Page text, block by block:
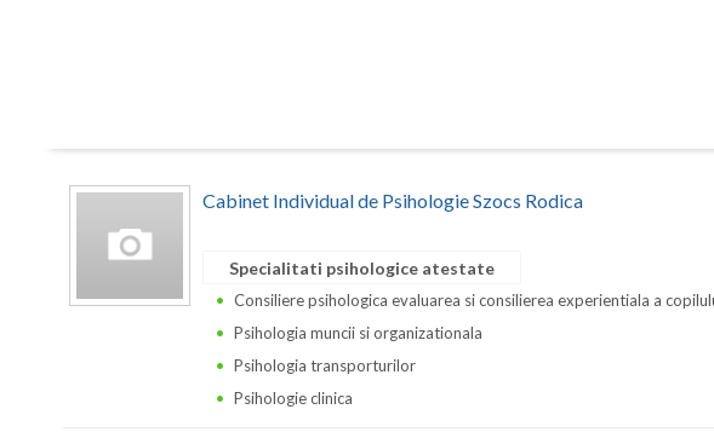
Cabinet Individual de Psihologie Szocs Rodica
Specialitati psihologice atestate
Consiliere psihologica evaluarea si consilierea experientiala a
Psihologia muncii si organizationala
Psihologia transporturilor
Psihologie clinica